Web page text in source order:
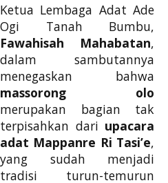
Ketua Lembaga Adat Ade
Ogi Tanah Bumbu,
Fawahisah Mahabatan,
dalam sambutannya
menegaskan bahwa
massorong olo
merupakan bagian tak
terpisahkan dari upacara
adat Mappanre Ri Tasi’e,
yang sudah menjadi
tradisi turun-temurun